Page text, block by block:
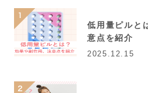
低用量ピルと
意点を紹介
2025.12.15